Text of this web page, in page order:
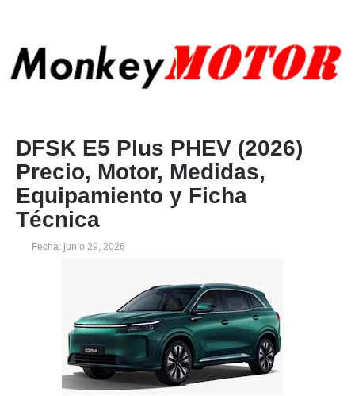
DFSK E5 Plus PHEV (2026)
Precio, Motor, Medidas,
Equipamiento y Ficha
Técnica
Fecha: junio 29, 2026